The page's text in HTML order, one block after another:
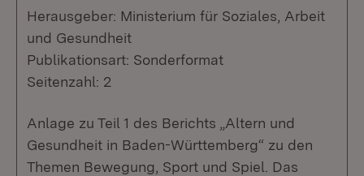
Herausgeber: Ministerium für Soziales, Arbeit
und Gesundheit
Publikationsart: Sonderformat
Seitenzahl: 2
Anlage zu Teil 1 des Berichts „Altern und
Gesundheit in Baden-Württemberg“ zu den
Themen Bewegung, Sport und Spiel. Das